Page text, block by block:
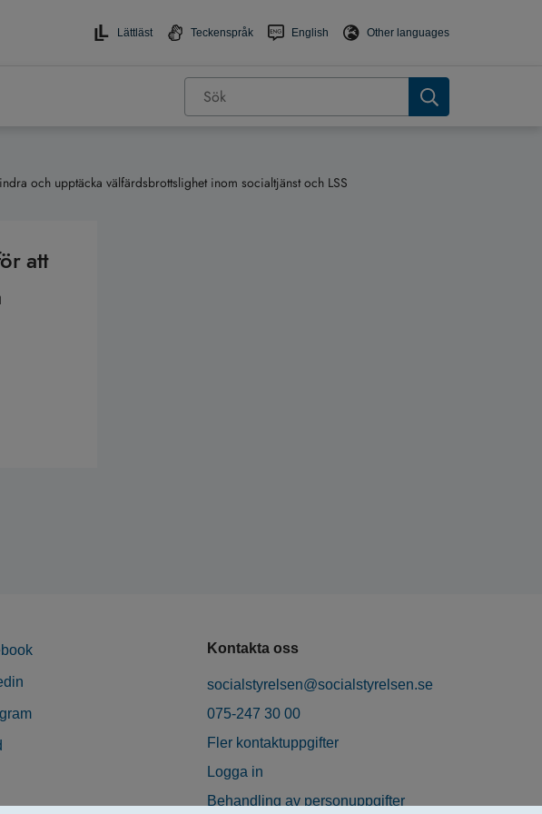
Lättläst Teckenspråk English Other languages
och upptäcka välfärdsbrottslighet inom socialtjänst och LSS
att
Kontakta oss
socialstyrelsen@socialstyrelsen.se
075-247 30 00
Fler kontaktuppgifter
Logga in
Behandling av personuppgifter